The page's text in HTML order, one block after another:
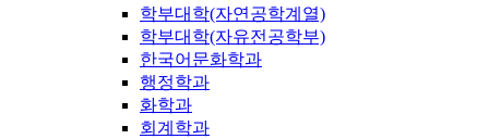
학부대학(자연공학계열)
학부대학(자유전공학부)
한국어문화학과
행정학과
화학과
회계학과